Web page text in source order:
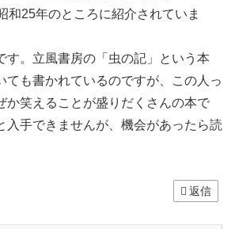
和25年のところに紹介されていま
す。立風書房の「虫の記」という本
ても書かれているのですが、この人っ
か笑えることが盛りだくさんの本で
入手できませんが、機会があったら読
返信